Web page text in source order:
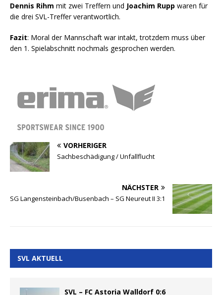
Dennis Rihm mit zwei Treffern und Joachim Rupp waren für
die drei SVL-Treffer verantwortlich.
Fazit: Moral der Mannschaft war intakt, trotzdem muss über
den 1. Spielabschnitt nochmals gesprochen werden.
VORHERIGER
Sachbeschädigung / Unfallflucht
NÄCHSTER
SG Langensteinbach/Busenbach – SG Neureut II 3:1
SVL AKTUELL
SVL – FC Astoria Walldorf 0:6